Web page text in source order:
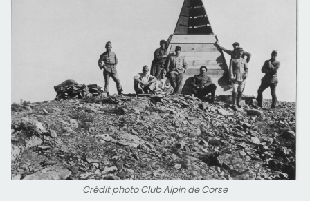
Crédit photo Club Alpin de Corse